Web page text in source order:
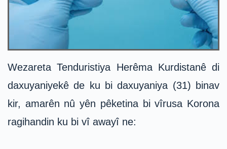
Wezareta Tenduristiya Herêma Kurdistanê di
daxuyaniyekê de ku bi daxuyaniya (31) binav
kir, amarên nû yên pêketina bi vîrusa Korona
ragihandin ku bi vî awayî ne: